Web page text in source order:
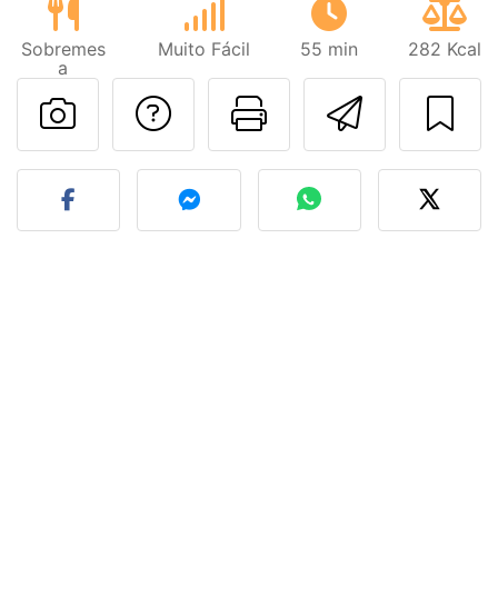
Sobremes
a
Muito Fácil 55 min 282 Kcal
Imprima
Falar com o autor
Fez esta receita?